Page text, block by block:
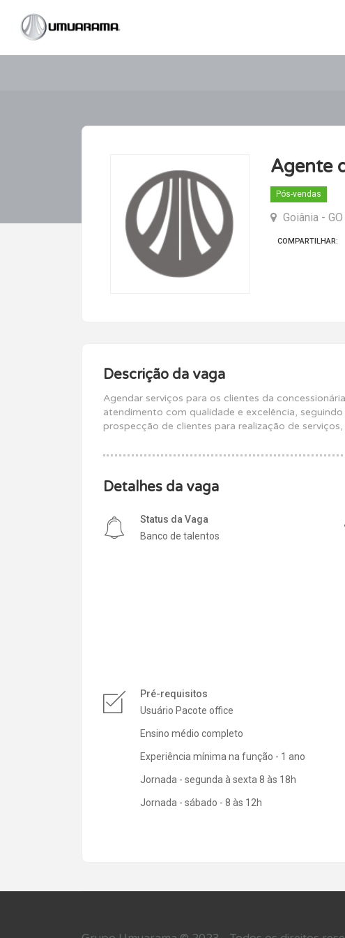
Agente
Pós-vendas
Goiânia - GO
COMPARTILHAR:
Descrição da vaga
Agendar serviços para os clientes da
atendimento com qualidade e excelência,
prospecção de clientes para realização de
Detalhes da vaga
Status da Vaga
Banco de talentos
Pré-requisitos
Usuário Pacote office
Ensino médio completo
Experiência mínima na função - 1 ano
Jornada - segunda à sexta 8 às 18h
Jornada - sábado - 8 às 12h